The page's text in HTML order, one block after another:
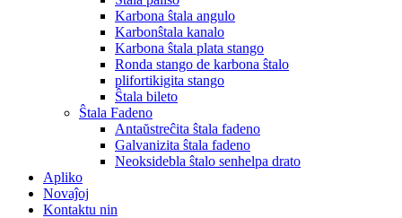
Karbona ŝtala angulo
Karbonŝtala kanalo
Karbona ŝtala plata stango
Ronda stango de karbona ŝtalo
plifortikigita stango
Ŝtala bileto
Ŝtala Fadeno
Antaŭstreĉita ŝtala fadeno
Galvanizita ŝtala fadeno
Neoksidebla ŝtalo senhelpa drato
Apliko
Novaĵoj
Kontaktu nin